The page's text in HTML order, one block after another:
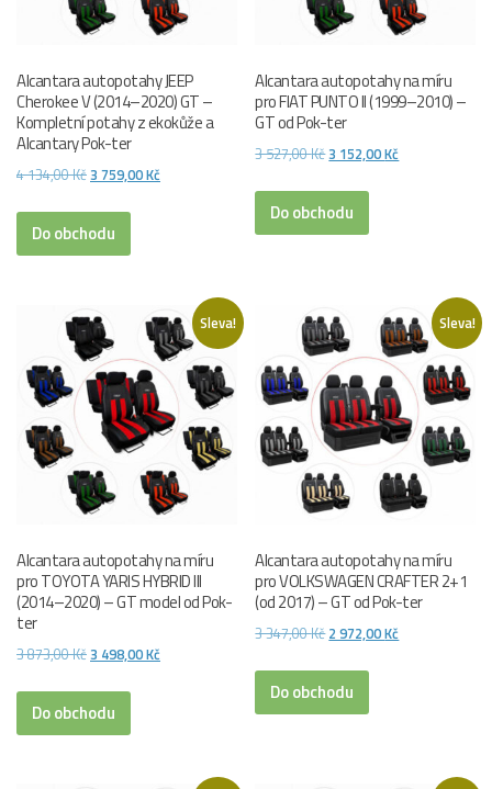
Alcantara autopotahy JEEP
Cherokee V (2014–2020) GT –
Kompletní potahy z ekokůže a
Alcantary Pok-ter
4 134,00KčPůvodní
byla:
4
3 759,00KčAktuální
Do obchodu
Alcantara autopotahy na míru
pro FIAT PUNTO II (1999–2010) –
GT od Pok-ter
3 527,00KčPůvodní
byla:
3
3 152,00KčAktuální
Do obchodu
Sleva!
Alcantara autopotahy na míru
pro TOYOTA YARIS HYBRID III
(2014–2020) – GT model od Pok-
ter
3 873,00KčPůvodní
byla:
3
3 498,00KčAktuální
Do obchodu
Sleva!
Alcantara autopotahy na míru
pro VOLKSWAGEN CRAFTER 2+1
(od 2017) – GT od Pok-ter
3 347,00KčPůvodní
byla:
3
2 972,00KčAktuální
Do obchodu